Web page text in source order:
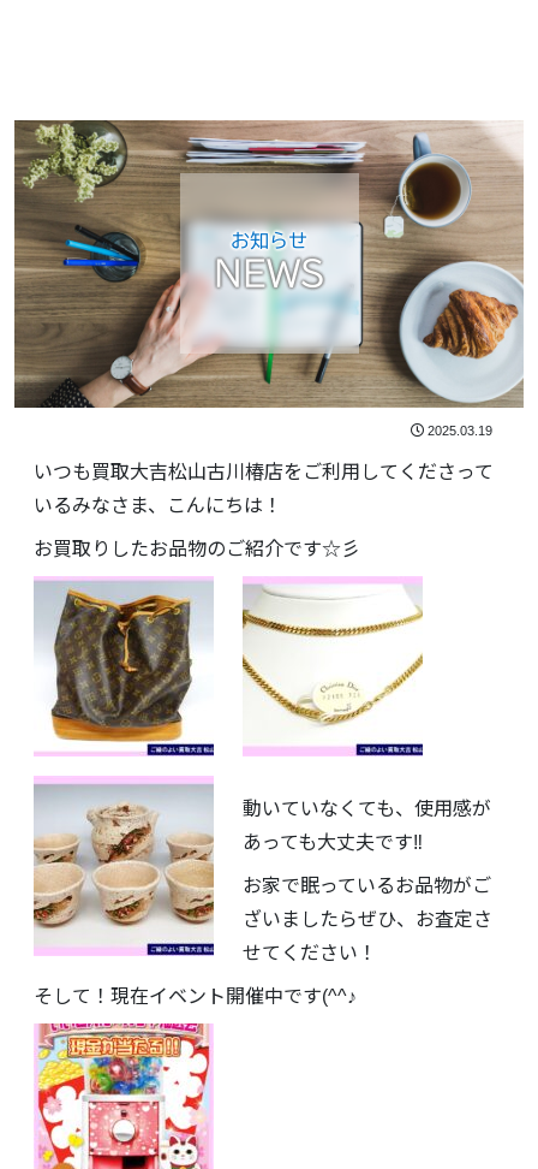
お知らせ
NEWS
2025.03.19
いつも買取大吉松山古川椿店をご利用してくださって
いるみなさま、こんにちは！
お買取りしたお品物のご紹介です☆彡
動いていなくても、使用感が
あっても大丈夫です‼
お家で眠っているお品物がご
ざいましたらぜひ、お査定さ
せてください！
そして！現在イベント開催中です(^^♪